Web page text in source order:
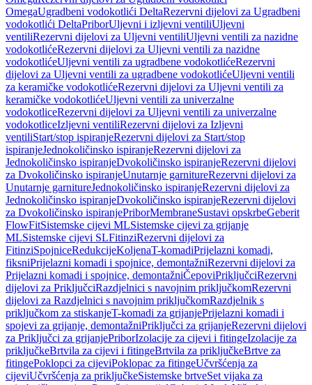
OmegaUgradbeni vodokotlići DeltaRezervni dijelovi za Ugradbeni
vodokotlići DeltaPriborUljevni i izljevni ventiliUljevni
ventiliRezervni dijelovi za Uljevni ventiliUljevni ventili za nazidne
vodokotlićeRezervni dijelovi za Uljevni ventili za nazidne
vodokotlićeUljevni ventili za ugradbene vodokotlićeRezervni
dijelovi za Uljevni ventili za ugradbene vodokotlićeUljevni ventili
za keramičke vodokotlićeRezervni dijelovi za Uljevni ventili za
keramičke vodokotlićeUljevni ventili za univerzalne
vodokotliceRezervni dijelovi za Uljevni ventili za univerzalne
vodokotliceIzljevni ventiliRezervni dijelovi za Izljevni
ventiliStart/stop ispiranjeRezervni dijelovi za Start/stop
ispiranjeJednokoličinsko ispiranjeRezervni dijelovi za
Jednokoličinsko ispiranjeDvokoličinsko ispiranjeRezervni dijelovi
za Dvokoličinsko ispiranjeUnutarnje garnitureRezervni dijelovi za
Unutarnje garnitureJednokoličinsko ispiranjeRezervni dijelovi za
Jednokoličinsko ispiranjeDvokoličinsko ispiranjeRezervni dijelovi
za Dvokoličinsko ispiranjePriborMembraneSustavi opskrbeGeberit
FlowFitSistemske cijevi MLSistemske cijevi za grijanje
MLSistemske cijevi SLFitinziRezervni dijelovi za
FitinziSpojniceRedukcijeKoljenaT-komadiPrijelazni komadi,
fiksniPrijelazni komadi i spojnice, demontažniRezervni dijelovi za
Prijelazni komadi i spojnice, demontažniČepoviPriključciRezervni
dijelovi za PriključciRazdjelnici s navojnim priključkomRezervni
dijelovi za Razdjelnici s navojnim priključkomRazdjelnik s
priključkom za stiskanjeT-komadi za grijanjePrijelazni komadi i
spojevi za grijanje, demontažniPriključci za grijanjeRezervni dijelovi
za Priključci za grijanjePriborIzolacije za cijevi i fitingeIzolacije za
priključkeBrtvila za cijevi i fitingeBrtvila za priključkeBrtve za
fitingePoklopci za cijeviPoklopac za fitingeUčvršćenja za
cijeviUčvršćenja za priključkeSistemske brtveSet vijaka za